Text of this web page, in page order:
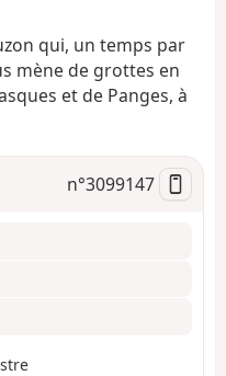
i
a
o
qui, un temps par
mène de grottes en
et de Panges, à
n°3099147